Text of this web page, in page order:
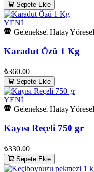
Sepete Ekle
YENİ
Geleneksel Hatay Yöresel
Karadut Özü 1 Kg
₺360.00
Sepete Ekle
YENİ
Geleneksel Hatay Yöresel
Kayısı Reçeli 750 gr
₺330.00
Sepete Ekle